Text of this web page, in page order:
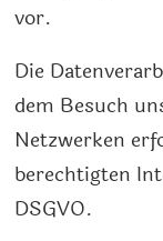
vor.
Die
dem Besuch
Netzwerken
berechtigten
DSGVO.